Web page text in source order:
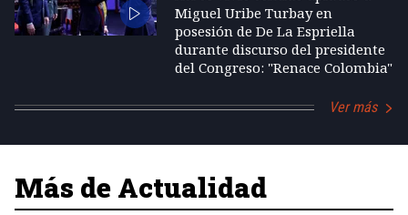
Miguel Uribe Turbay en
posesión de De La Espriella
durante discurso del presidente
del Congreso: "Renace Colombia"
Ver más
Más de Actualidad